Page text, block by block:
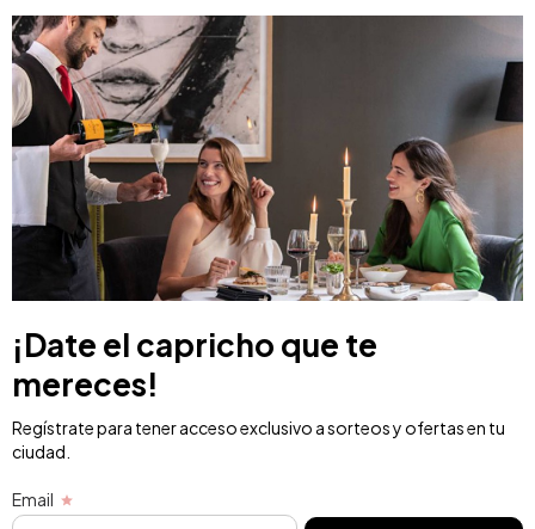
¡Date el capricho que te
mereces!
Regístrate para tener acceso exclusivo a sorteos y ofertas en tu
ciudad.
Email